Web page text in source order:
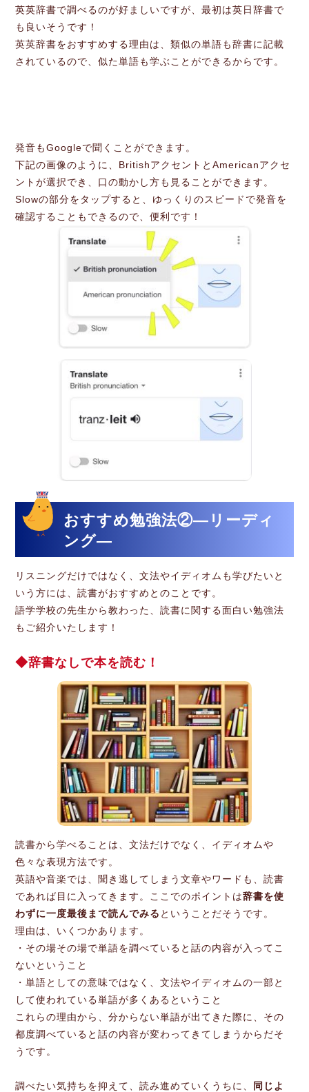
英英辞書で調べるのが好ましいですが、最初は英日辞書で
も良いそうです！
英英辞書をおすすめする理由は、類似の単語も辞書に記載
されているので、似た単語も学ぶことができるからです。
発音もGoogleで聞くことができます。
下記の画像のように、BritishアクセントとAmericanアクセ
ントが選択でき、口の動かし方も見ることができます。
Slowの部分をタップすると、ゆっくりのスピードで発音を
確認することもできるので、便利です！
おすすめ勉強法②―リーディ
ング―
リスニングだけではなく、文法やイディオムも学びたいと
いう方には、読書がおすすめとのことです。
語学学校の先生から教わった、読書に関する面白い勉強法
もご紹介いたします！
辞書なしで本を読む！
読書から学べることは、文法だけでなく、イディオムや
色々な表現方法です。
英語や音楽では、聞き逃してしまう文章やワードも、読書
であれば目に入ってきます。ここでのポイントは辞書を使
わずに一度最後まで読んでみる ということだそうです。
理由は、いくつかあります。
・その場その場で単語を調べていると話の内容が入ってこ
ないということ
・単語としての意味ではなく、文法やイディオムの一部と
して使われている単語が多くあるということ
これらの理由から、分からない単語が出てきた際に、その
都度調べていると話の内容が変わってきてしまうからだそ
うです。
調べたい気持ちを抑えて、読み進めていくうちに、 同じよ